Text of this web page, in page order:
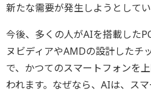
新たな需要が発生しようとしてい
今後、多くの人がAIを搭載した
ヌビディアやAMDの設計したチ
で、かつてのスマートフォンを
われます。なぜなら、AIは、ス